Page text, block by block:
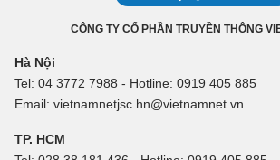
CÔNG TY CỔ PHẦN TRUYỀN THÔNG
Hà Nội
Tel: 04 3772 7988 - Hotline: 0919 405 885
Email: vietnamnetjsc.hn@vietnamnet.vn
TP. HCM